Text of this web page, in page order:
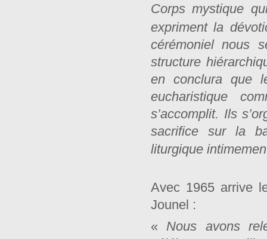
Corps mystique
expriment la
cérémoniel nous
structure
en conclura que
eucharistique
s’accomplit. Ils
sacrifice sur la
liturgique
Avec 1965 arrive
Jounel :
« Nous avons